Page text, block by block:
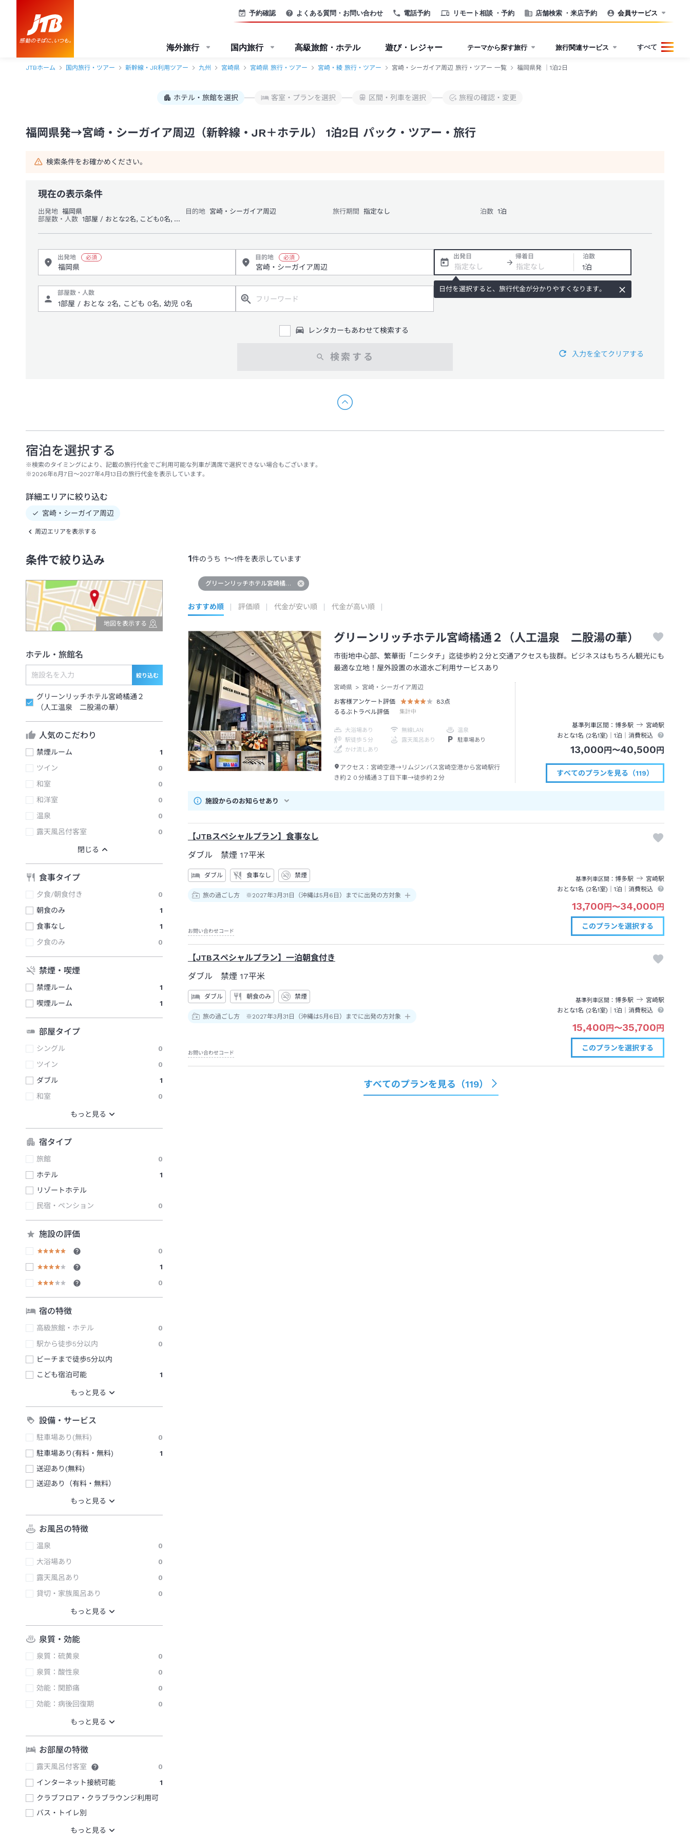
電話予約 リモート相談 ・予約 店舗検索 ・来店予約
予約確認 よくある質問・お問い合わせ 会員サービス
海外旅行 国内旅行 高級旅館・ホテル 遊び・レジャー テーマから探す旅行 旅行関連サービス すべて
JTBホーム 国内旅行・ツアー 新幹線・JR利用ツアー 九州 宮崎県 宮崎県 旅行・ツアー 宮崎・綾 旅行・ツアー 宮崎・シーガイア周辺 旅行・ツアー 一覧 福岡県発 ｜1泊2日
ホテル・旅館を選択 客室・プランを選択 区間・列車を選択 旅程の確認・変更
福岡県発→宮崎・シーガイア周辺（新幹線・JR＋ホテル） 1泊2日 パック・ツアー・旅行
検索条件をお確かめください。
現在の表示条件
出発地 福岡県 目的地 宮崎・シーガイア周辺 旅行期間 指定なし 泊数 1泊
部屋数・人数
1部屋 / おとな2名, こども0名, 幼児0名
出発地 目的地 出発日 帰着日 泊数
日付を選択すると、旅行代金が分かりやすくなります。
部屋数・人数
レンタカーもあわせて検索する
入力を全てクリアする
検索する
宿泊を選択する
※検索のタイミングにより、記載の旅行代金でご利用可能な列車が満席で選択できない場合もございます。
※2026年8月7日～2027年4月13日の旅行代金を表示しています。
詳細エリアに絞り込む
宮崎・シーガイア周辺
周辺エリアを表示する
条件で絞り込み
地図を表示する
ホテル・旅館名
絞り込む
グリーンリッチホテル宮崎橘通２
（人工温泉 二股湯の華）
人気のこだわり
禁煙ルーム
1
ツイン
0
和室
0
和洋室
0
温泉
0
露天風呂付客室
0
食事タイプ
夕食/朝食付き
0
朝食のみ
1
食事なし
1
夕食のみ
0
禁煙・喫煙
禁煙ルーム
1
喫煙ルーム
1
部屋タイプ
シングル
0
ツイン
0
ダブル
1
和室
0
宿タイプ
旅館
0
ホテル
1
リゾートホテル
民宿・ペンション
0
施設の評価
0
1
0
宿の特徴
高級旅館・ホテル
0
駅から徒歩5分以内
0
ビーチまで徒歩5分以内
こども宿泊可能
1
設備・サービス
駐車場あり(無料)
0
駐車場あり(有料・無料)
1
送迎あり(無料)
送迎あり（有料・無料）
お風呂の特徴
温泉
0
大浴場あり
0
露天風呂あり
0
貸切・家族風呂あり
0
泉質・効能
泉質：硫黄泉
0
泉質：酸性泉
0
効能：関節痛
0
効能：病後回復期
0
お部屋の特徴
露天風呂付客室
0
インターネット接続可能
1
クラブフロア・クラブラウンジ利用可
バス・トイレ別
1件のうち 1～1件を表示しています
グリーンリッチホテル宮崎橘通２（人工温泉 二股湯の華）
おすすめ順 評価順 代金が安い順 代金が高い順
グリーンリッチホテル宮崎橘通２（人工温泉 二股湯の華）
市街地中心部、繁華街「ニシタチ」迄徒歩約２分と交通アクセスも抜群。ビジネスはもちろん観光にも
最適な立地！屋外設置の水道水ご利用サービスあり
宮崎県
宮崎・シーガイア周辺
お客様アンケート評価
83点
るるぶトラベル評価
集計中
大浴場あり 無線LAN
温泉
駅徒歩５分
露天風呂あり
駐車場あり
かけ流しあり
アクセス： 宮崎空港→リムジンバス宮崎空港から宮崎駅行
き約２０分橘通３丁目下車→徒歩約２分
基準列車区間 博多駅 宮崎駅
おとな1名 (2名1室)｜1泊 ｜消費税込
13,000円〜40,500円
すべてのプランを見る（119）
施設からのお知らせあり
【JTBスペシャルプラン】食事なし
ダブル 禁煙 17平米
ダブル 食事なし 禁煙
旅の過ごし方 ※2027年3月31日（沖縄は5月6日）までに出発の方対象
基準列車区間 博多駅 宮崎駅
おとな1名 (2名1室)｜1泊 ｜消費税込
13,700円〜34,000円
お問い合わせコード
このプランを選択する
【JTBスペシャルプラン】一泊朝食付き
ダブル 禁煙 17平米
ダブル 朝食のみ 禁煙
旅の過ごし方 ※2027年3月31日（沖縄は5月6日）までに出発の方対象
基準列車区間 博多駅 宮崎駅
おとな1名 (2名1室)｜1泊 ｜消費税込
15,400 円 〜35,700 円
お問い合わせコード
このプランを選択する
すべてのプランを見る（119）